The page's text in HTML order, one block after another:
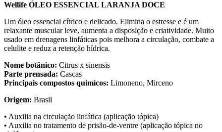
Wellife ÓLEO ESSENCIAL LARANJA DOCE
Um óleo essencial cítrico e delicado. Elimina o estresse e é um
relaxante muscular leve, aumenta a disposição e criatividade. Muito
usado em drenagens linfáticas pois melhora a circulação, combate a
celulite e reduz a retenção hídrica.
Nome botânico: Citrus x sinensis
Parte prensada: Cascas
Principais compostos químicos: Limoneno, Mirceno
Origem: Brasil
• Auxilia na circulação linfática (aplicação tópica)
• Auxilia no tratamento de prisão-de-ventre (aplicação tópica no